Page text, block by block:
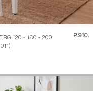
120 - 160 - 200
P.910.